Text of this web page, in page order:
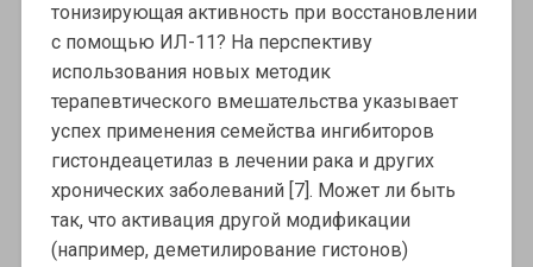
тонизирующая активность при восстановлении
с помощью ИЛ-11? На перспективу
использования новых методик
терапевтического вмешательства указывает
успех применения семейства ингибиторов
гистондеацетилаз в лечении рака и других
хронических заболеваний [7]. Может ли быть
так, что активация другой модификации
(например, деметилирование гистонов)